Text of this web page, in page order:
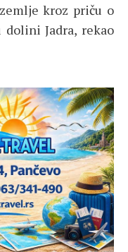
kroz priču o
Jadra, rekao